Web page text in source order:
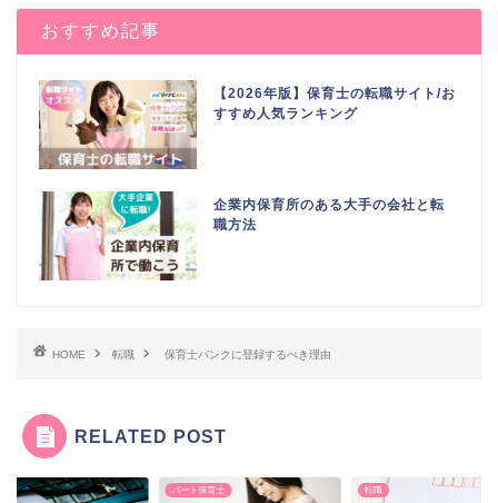
おすすめ記事
【2026年版】保育士の転職サイト/お
すすめ人気ランキング
企業内保育所のある大手の会社と転
職方法
HOME 転職 保育士バンクに登録するべき理由
RELATED POST
パート保育士 転職